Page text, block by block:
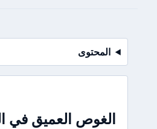
المحتوى
الغوص العميق في